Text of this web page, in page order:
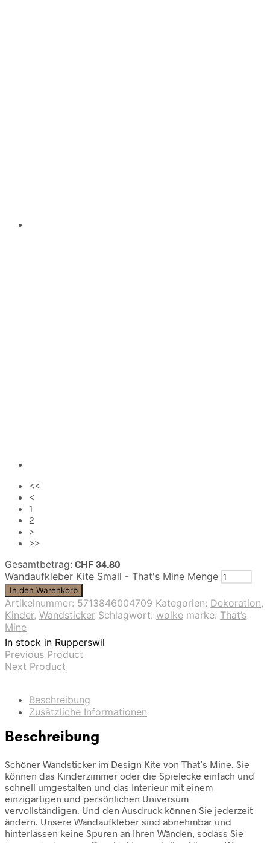
<<
<
1
2
>
>>
Gesamtbetrag: CHF 34.80
Wandaufkleber Kite Small - That's Mine Menge
In den Warenkorb
Artikelnummer: 5713846004709 Kategorien: Dekoration,
Kinder, Wandsticker Schlagwort: wolke marke: That’s
Mine
In stock in Rupperswil
Previous Product
Next Product
Beschreibung
Zusätzliche Informationen
Beschreibung
Schöner Wandsticker im Design Kite von That’s Mine. Sie
können das Kinderzimmer oder die Spielecke einfach und
schnell umgestalten und das Interieur mit einem
einzigartigen und persönlichen Universum
vervollständigen. Und den Ausdruck können Sie jederzeit
ändern. Unsere Wandaufkleber sind abnehmbar und
hinterlassen keine Spuren an Ihren Wänden, sodass Sie